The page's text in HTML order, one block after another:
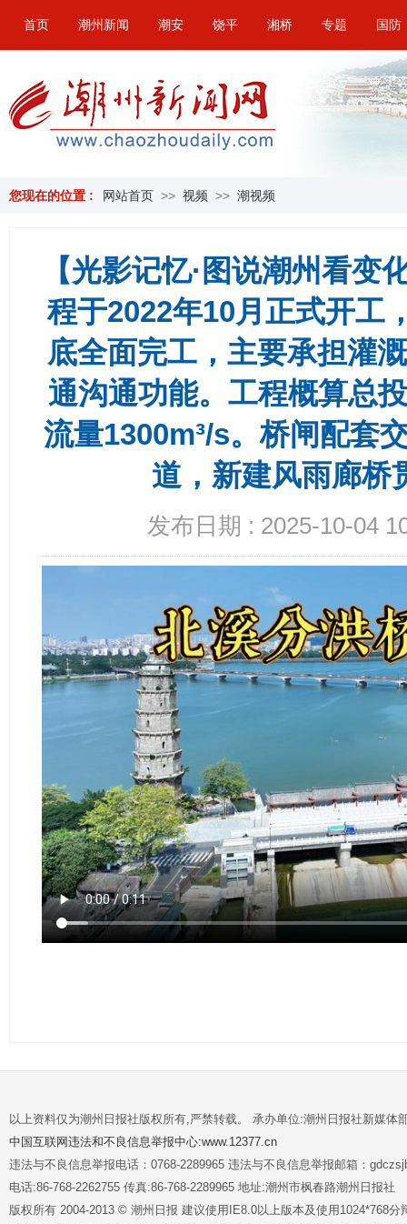
首页 潮州新闻 潮安 饶平 湘桥 专题 国防
您现在的位置 : 网站首页 >> 视频 >> 潮视频
【光影记忆·图说潮州看
程于2022年10月正式开工
底全面完工，主要承担灌
通沟通功能。工程概算总
流量1300m³/s。桥闸配套
道，新建风雨廊桥
发布日期 : 2025-10-04
以上资料仅为潮州日报社版权所有,严禁转载。 承办单位:潮州日报社新媒体
中国互联网违法和不良信息举报中心:www.12377.cn
违法与不良信息举报电话：0768-2289965 违法与不良信息举报邮箱：
电话:86-768-2262755 传真:86-768-2289965 地址:潮州市枫春路潮州日报社
版权所有 2004-2013 © 潮州日报 建议使用IE8.0以上版本及使用1024*768分